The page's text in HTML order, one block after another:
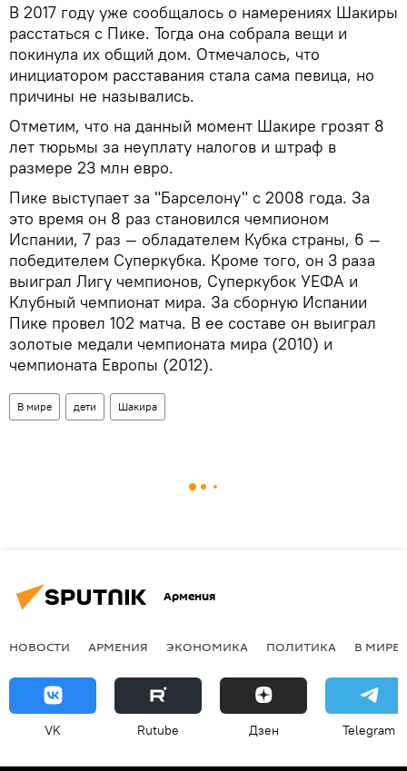
В 2017 году уже сообщалось о намерениях Шакиры
расстаться с Пике. Тогда она собрала вещи и
покинула их общий дом. Отмечалось, что
инициатором расставания стала сама певица, но
причины не назывались.
Отметим, что на данный момент Шакире грозят 8
лет тюрьмы за неуплату налогов и штраф в
размере 23 млн евро.
Пике выступает за "Барселону" с 2008 года. За
это время он 8 раз становился чемпионом
Испании, 7 раз — обладателем Кубка страны, 6 —
победителем Суперкубка. Кроме того, он 3 раза
выиграл Лигу чемпионов, Суперкубок УЕФА и
Клубный чемпионат мира. За сборную Испании
Пике провел 102 матча. В ее составе он выиграл
золотые медали чемпионата мира (2010) и
чемпионата Европы (2012).
В мире дети Шакира
Армения
НОВОСТИ АРМЕНИЯ ЭКОНОМИКА ПОЛИТИКА В МИРЕ
VK Rutube Дзен Telegram